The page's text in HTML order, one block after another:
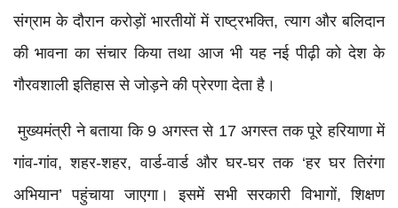
संग्राम के दौरान करोड़ों भारतीयों में राष्ट्रभक्ति, त्याग और बलिदान
की भावना का संचार किया तथा आज भी यह नई पीढ़ी को देश के
गौरवशाली इतिहास से जोड़ने की प्रेरणा देता है।
मुख्यमंत्री ने बताया कि 9 अगस्त से 17 अगस्त तक पूरे हरियाणा में
गांव-गांव, शहर-शहर, वार्ड-वार्ड और घर-घर तक ‘हर घर तिरंगा
अभियान’ पहुंचाया जाएगा। इसमें सभी सरकारी विभागों, शिक्षण